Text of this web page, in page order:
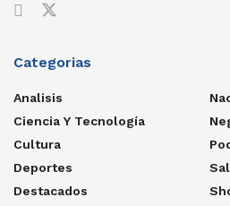
Categorias
Analisis
Ciencia Y Tecnología
Cultura
Deportes
Destacados